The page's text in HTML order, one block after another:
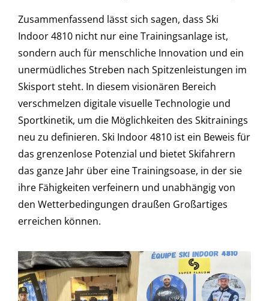
Zusammenfassend lässt sich sagen, dass Ski
Indoor 4810 nicht nur eine Trainingsanlage ist,
sondern auch für menschliche Innovation und ein
unermüdliches Streben nach Spitzenleistungen im
Skisport steht. In diesem visionären Bereich
verschmelzen digitale visuelle Technologie und
Sportkinetik, um die Möglichkeiten des Skitrainings
neu zu definieren. Ski Indoor 4810 ist ein Beweis für
das grenzenlose Potenzial und bietet Skifahrern
das ganze Jahr über eine Trainingsoase, in der sie
ihre Fähigkeiten verfeinern und unabhängig von
den Wetterbedingungen draußen Großartiges
erreichen können.